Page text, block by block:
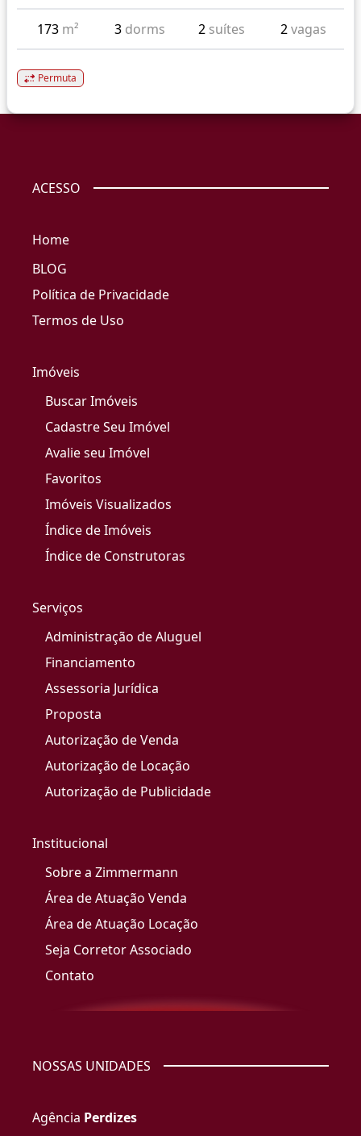
173 m² 3 dorms 2 suítes 2vagas
Permuta
ACESSO
Home
BLOG
Política de Privacidade
Termos de Uso
Imóveis
Buscar Imóveis
Cadastre Seu Imóvel
Avalie seu Imóvel
Favoritos
Imóveis Visualizados
Índice de Imóveis
Índice de Construtoras
Serviços
Administração de Aluguel
Financiamento
Assessoria Jurídica
Proposta
Autorização de Venda
Autorização de Locação
Autorização de Publicidade
Institucional
Sobre a Zimmermann
Área de Atuação Venda
Área de Atuação Locação
Seja Corretor Associado
Contato
NOSSAS UNIDADES
Agência Perdizes